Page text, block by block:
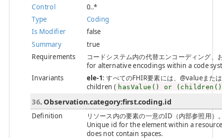
Control
0..*
Type
Coding
Is Modifier
false
Summary
true
Requirements
コードシステム内の代替エンコーディング
for alternative encodings within a code
Invariants
ele-1: すべてのFHIR要素には、@valueま
children ( hasValue() or
36. Observation.category:first.coding.id
Definition
リソース内の要素の一意のID（内部参照用
Unique id for the element within a
does not contain spaces.